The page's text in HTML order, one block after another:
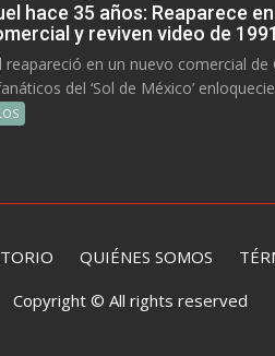
hace 35 años: Reaparece en
y reviven video de 1991
reapareció en un nuevo comercial de
del ‘Sol de México’
QUIÉNES SOMOS
Copyright © All rights reserved